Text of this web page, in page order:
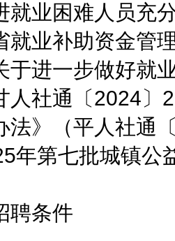
困难人员充分
就业补助资金管
于进一步做好就
人社通〔2024〕
法》（平人社通
年第七批城镇公
条件